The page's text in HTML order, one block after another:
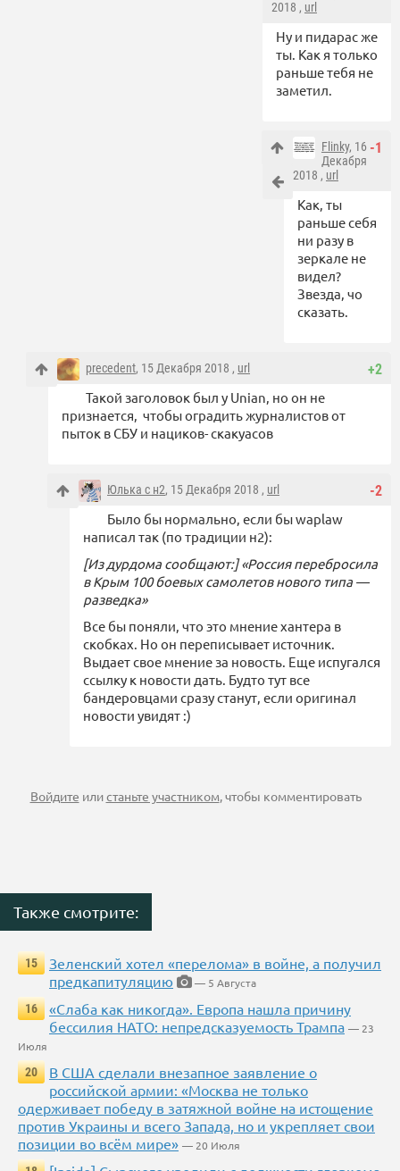
2018 , url
Ну и пидарас же
ты. Как я только
раньше тебя не
заметил.
-1
Flinky, 16
Декабря
2018 , url
Как, ты
раньше себя
ни разу в
зеркале не
видел?
Звезда, чо
сказать.
+2
precedent, 15 Декабря 2018 , url
Такой заголовок был у Unian, но он не
признается, чтобы оградить журналистов от
пыток в СБУ и нациков- скакуасов
-2
Юлька с н2, 15 Декабря 2018 , url
Было бы нормально, если бы waplaw
написал так (по традиции н2):
[Из дурдома сообщают:] «Россия перебросила
в Крым 100 боевых самолетов нового типа —
разведка»
Все бы поняли, что это мнение хантера в
скобках. Но он переписывает источник.
Выдает свое мнение за новость. Еще испугался
ссылку к новости дать. Будто тут все
бандеровцами сразу станут, если оригинал
новости увидят :)
Войдите илистаньте участником, чтобы комментировать
Также смотрите:
15
Зеленский хотел «перелома» в войне, а получил
предкапитуляцию
— 5 Августа
16
«Слаба как никогда». Европа нашла причину
бессилия НАТО: непредсказуемость Трампа — 23
Июля
20
В США сделали внезапное заявление о
российской армии: «Москва не только
одерживает победу в затяжной войне на истощение
против Украины и всего Запада, но и укрепляет свои
позиции во всём мире» — 20 Июля